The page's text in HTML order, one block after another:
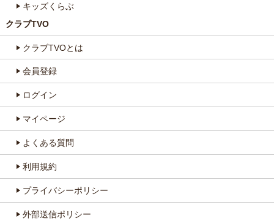
キッズくらぶ
クラブTVO
クラブTVOとは
会員登録
ログイン
マイページ
よくある質問
利用規約
プライバシーポリシー
外部送信ポリシー